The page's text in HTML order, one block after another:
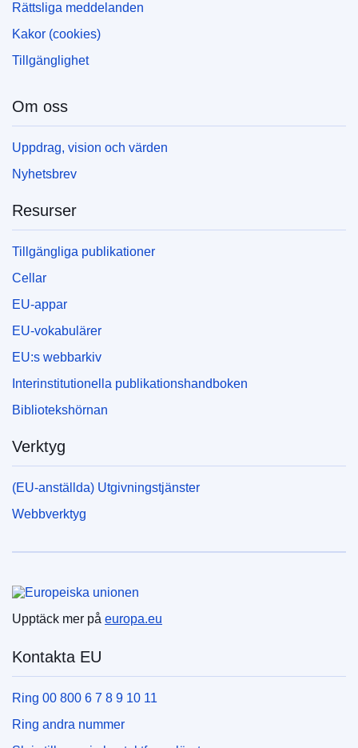
Rättsliga meddelanden
Kakor (cookies)
Tillgänglighet
Om oss
Uppdrag, vision och värden
Nyhetsbrev
Resurser
Tillgängliga publikationer
Cellar
EU-appar
EU-vokabulärer
EU:s webbarkiv
Interinstitutionella publikationshandboken
Bibliotekshörnan
Verktyg
(EU-anställda) Utgivningstjänster
Webbverktyg
Upptäck mer på europa.eu
Kontakta EU
Ring 00 800 6 7 8 9 10 11
Ring andra nummer